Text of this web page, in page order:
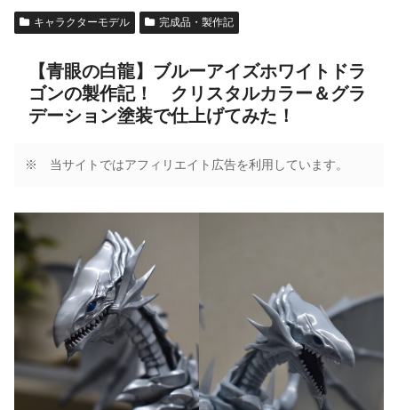
キャラクターモデル 完成品・製作記
【青眼の白龍】ブルーアイズホワイトドラ
ゴンの製作記！ クリスタルカラー＆グラ
デーション塗装で仕上げてみた！
※ 当サイトではアフィリエイト広告を利用しています。